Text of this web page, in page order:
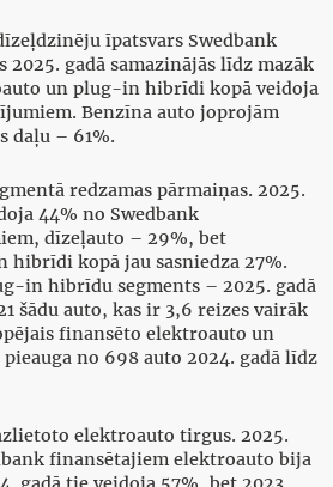
īpatsvars Swedbank
gadā samazinājās līdz mazāk
un plug-in hibrīdi kopā veidoja
Benzīna auto joprojām
daļu – 61%.
redzamas pārmaiņas. 2025.
44% no Swedbank
dīzeļauto – 29%, bet
kopā jau sasniedza 27%.
in hibrīdu segments – 2025. gadā
šādu auto, kas ir 3,6 reizes vairāk
finansēto elektroauto un
no 698 auto 2024. gadā līdz
elektroauto tirgus. 2025.
finansētajiem elektroauto bija